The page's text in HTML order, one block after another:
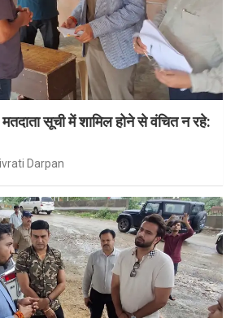
मतदाता सूची में शामिल होने से वंचित न रहे:
Darpan